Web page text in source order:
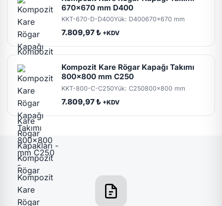
670x670 mm D400
KKT-670-D-D400Yük: D400670x670 mm
7.809,97 ₺ +KDV
Kompozit Kare Rögar Kapağı Takımı
800x800 mm C250
KKT-800-C-C250Yük: C250800x800 mm
7.809,97 ₺ +KDV